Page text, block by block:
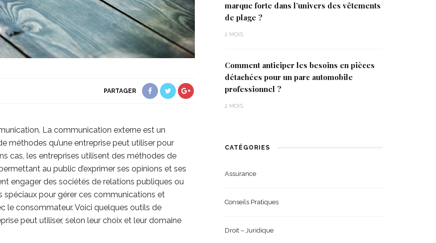
PARTAGER
La communication externe est un
méthodes qu’une entreprise peut utiliser pour
cas, les entreprises utilisent des méthodes de
au public d’exprimer ses opinions et ses
engager des sociétés de relations publiques ou
pour gérer ces communications et
le consommateur. Voici quelques outils de
peut utiliser, selon leur choix et leur domaine
marque forte dans l’univers des vêtements
de plage ?
2 MOIS
Comment anticiper les besoins en pièces
détachées pour un parc automobile
professionnel ?
2 MOIS
CATÉGORIES
Assurance
Conseils Pratiques
Droit – Juridique